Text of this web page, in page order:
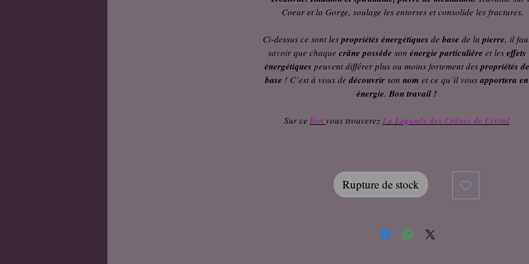
Coeur et la Gorge, soulage les entorses et consolide les fractures.
Ci-dessus ce sont les propriétés énergétiques de base de la pierre, il
savoir que chaque crâne possède son énergie particulière et leseffets
énergétiques peuvent différer plus ou moins fortement des propriétés de
base ! C’est à vous dedécouvrir son nom et ce qu’il vous apportera en
énergie. Bon travail !
Sur ce lien vous trouverez La Légande des Crânes de Cristal
Rupture de stock